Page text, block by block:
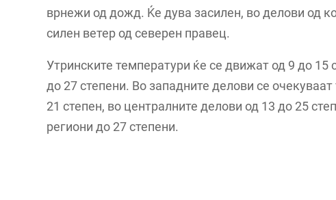
врнежи од дожд. Ќе дува засилен, во делови од
силен ветер од северен правец.
Утринските температури ќе се движат од 9 до 15
до 27 степени. Во западните делови се
21 степен, во централните делови од 13 до 25
региони до 27 степени.